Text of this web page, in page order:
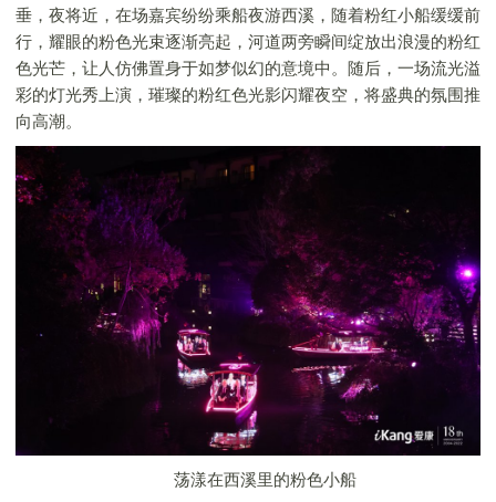
垂，夜将近，在场嘉宾纷纷乘船夜游西溪，随着粉红小船缓缓前
行，耀眼的粉色光束逐渐亮起，河道两旁瞬间绽放出浪漫的粉红
色光芒，让人仿佛置身于如梦似幻的意境中。随后，一场流光溢
彩的灯光秀上演，璀璨的粉红色光影闪耀夜空，将盛典的氛围推
向高潮。
荡漾在西溪里的粉色小船